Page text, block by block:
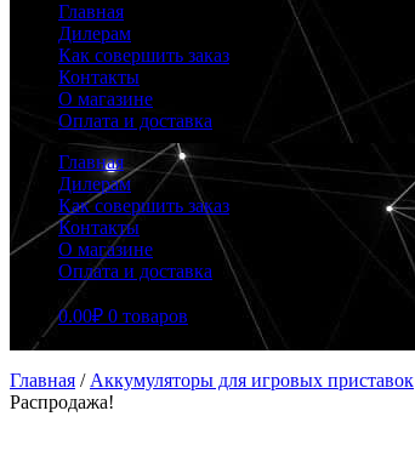
Главная
Дилерам
Как совершить заказ
Контакты
О магазине
Оплата и доставка
Главная
Дилерам
Как совершить заказ
Контакты
О магазине
Оплата и доставка
0.00₽ 0 товаров
Главная / Аккумуляторы для игровых приставок
Распродажа!